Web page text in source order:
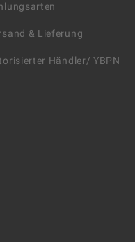
& Lieferung
Händler/ YBPN